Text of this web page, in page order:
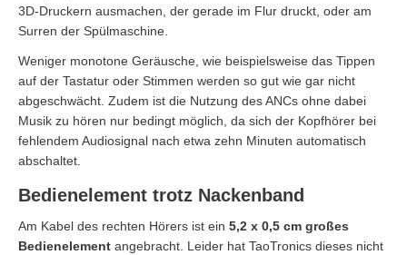
3D-Druckern ausmachen, der gerade im Flur druckt, oder am
Surren der Spülmaschine.
Weniger monotone Geräusche, wie beispielsweise das Tippen
auf der Tastatur oder Stimmen werden so gut wie gar nicht
abgeschwächt. Zudem ist die Nutzung des ANCs ohne dabei
Musik zu hören nur bedingt möglich, da sich der Kopfhörer bei
fehlendem Audiosignal nach etwa zehn Minuten automatisch
abschaltet.
Bedienelement trotz Nackenband
Am Kabel des rechten Hörers ist ein 5,2 x 0,5 cm großes
Bedienelement angebracht. Leider hat TaoTronics dieses nicht